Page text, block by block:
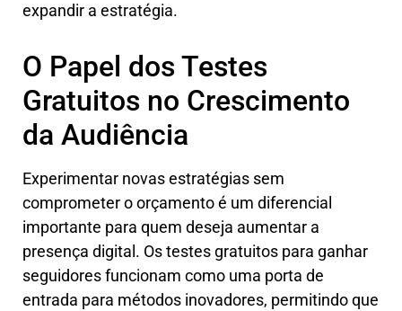
expandir a estratégia.
O Papel dos Testes
Gratuitos no Crescimento
da Audiência
Experimentar novas estratégias sem
comprometer o orçamento é um diferencial
importante para quem deseja aumentar a
presença digital. Os testes gratuitos para ganhar
seguidores funcionam como uma porta de
entrada para métodos inovadores, permitindo que